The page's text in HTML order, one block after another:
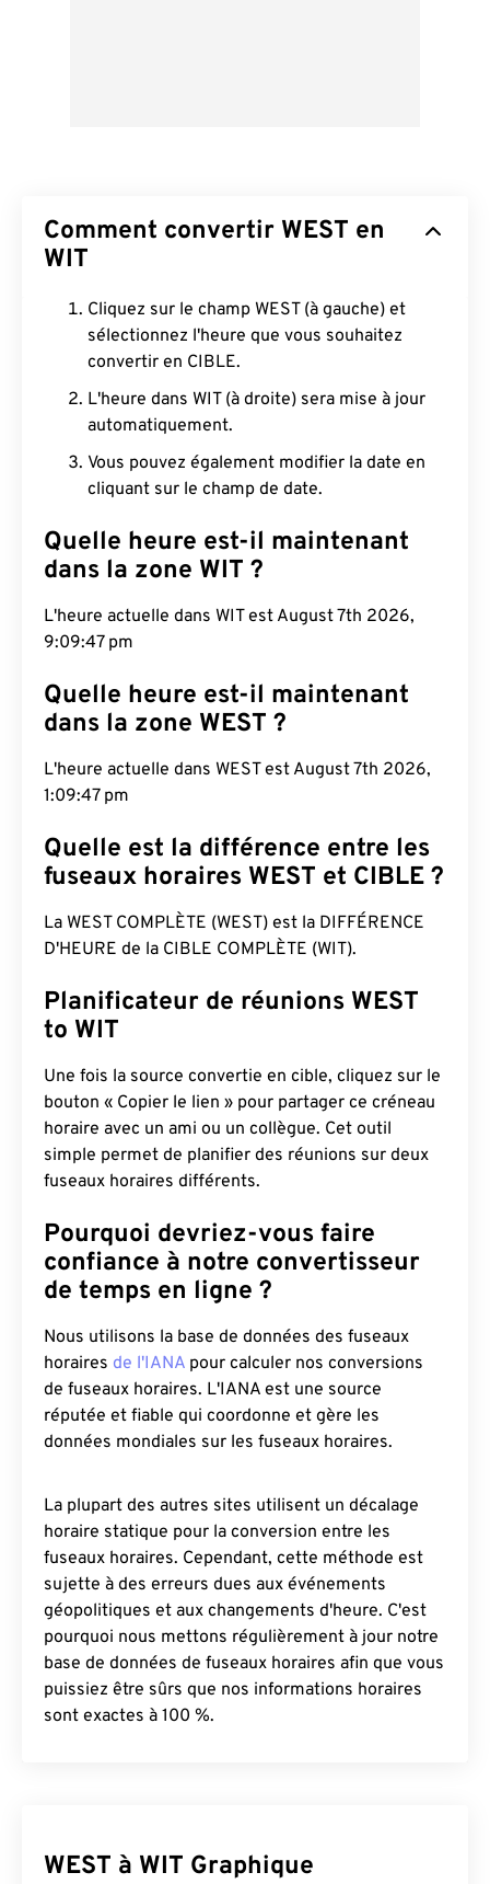
Comment convertir WEST en
WIT
Cliquez sur le champ WEST (à gauche) et
sélectionnez l'heure que vous souhaitez
convertir en CIBLE.
L'heure dans WIT (à droite) sera mise à jour
automatiquement.
Vous pouvez également modifier la date en
cliquant sur le champ de date.
Quelle heure est-il maintenant
dans la zone WIT ?
L'heure actuelle dans WIT est August 7th 2026,
9:09:48 pm
Quelle heure est-il maintenant
dans la zone WEST ?
L'heure actuelle dans WEST est August 7th 2026,
1:09:48 pm
Quelle est la différence entre les
fuseaux horaires WEST et CIBLE ?
La WEST COMPLÈTE (WEST) est la DIFFÉRENCE
D'HEURE de la CIBLE COMPLÈTE (WIT).
Planificateur de réunions WEST
to WIT
Une fois la source convertie en cible, cliquez sur le
bouton « Copier le lien » pour partager ce créneau
horaire avec un ami ou un collègue. Cet outil
simple permet de planifier des réunions sur deux
fuseaux horaires différents.
Pourquoi devriez-vous faire
confiance à notre convertisseur
de temps en ligne ?
Nous utilisons la base de données des fuseaux
horaires de l'IANA pour calculer nos conversions
de fuseaux horaires. L'IANA est une source
réputée et fiable qui coordonne et gère les
données mondiales sur les fuseaux horaires.
La plupart des autres sites utilisent un décalage
horaire statique pour la conversion entre les
fuseaux horaires. Cependant, cette méthode est
sujette à des erreurs dues aux événements
géopolitiques et aux changements d'heure. C'est
pourquoi nous mettons régulièrement à jour notre
base de données de fuseaux horaires afin que vous
puissiez être sûrs que nos informations horaires
sont exactes à 100 %.
WEST à WIT Graphique